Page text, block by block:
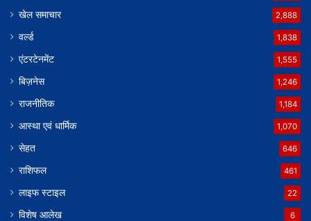
खेल समाचार 2,888
वर्ल्ड 1,838
एंटरटेनमेंट 1,555
बिज़नेस 1,246
राजनीतिक 1,184
आस्था एवं धार्मिक 1,070
सेहत 646
राशिफल 461
लाइफ स्टाइल 22
विशेष आलेख 6